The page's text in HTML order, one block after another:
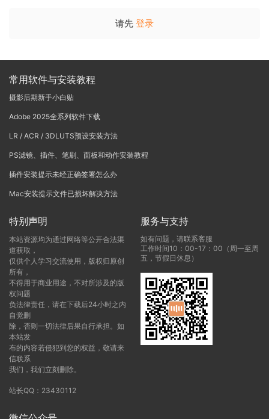
请先 登录
常用软件与安装教程
摄影后期新手小白贴
Adobe 2025全系列软件下载
LR / ACR / 3DLUTS预设安装方法
PS滤镜、插件、笔刷、面板和动作安装教程
插件安装提示未经正确签署怎么办
Mac安装提示文件已损坏解决方法
特别声明
本站资源均为通过网络等公开合法渠
道获取，
仅供个人学习交流使用，版权归原创
所有，
不得用于商业用途，不对所涉及的版
权问题
负法律责任，请在下载后24小时之内
自觉删
除，否则一切法律后果自行承担。如
本站发
布的内容若侵犯到您的权益，敬请来
信联系
我们，我们立刻删除。
站长QQ：23430112
服务与支持
如有问题，请联系客服
工作时间10：00-17：00（周一至周
五，节假日休息）